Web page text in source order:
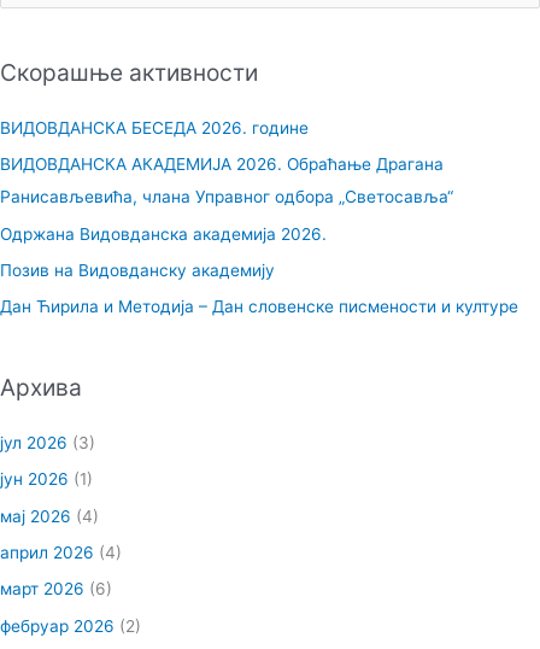
т
з
а
:
Скорашње активности
ВИДОВДАНСКА БЕСЕДА 2026. године
ВИДОВДАНСКА АКАДЕМИЈА 2026. Обраћање Драгана
Ранисављевића, члана Управног одбора „Светосавља“
Одржана Видовданска академија 2026.
Позив на Видовданску академију
Дан Ћирила и Методија – Дан словенске писмености и културе
Архива
јул 2026 (3)
јун 2026 (1)
мај 2026 (4)
април 2026 (4)
март 2026 (6)
фебруар 2026 (2)